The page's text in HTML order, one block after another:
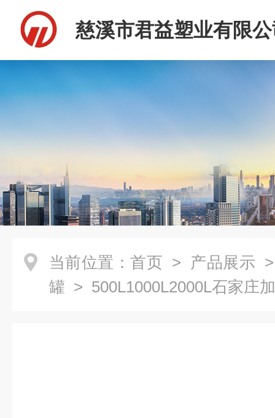
慈溪市君益塑业有限
当前位置： 首页 > 产品展示
罐 > 500L1000L2000L石家庄